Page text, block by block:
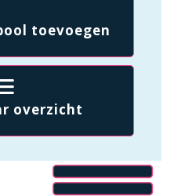
toevoegen
overzicht